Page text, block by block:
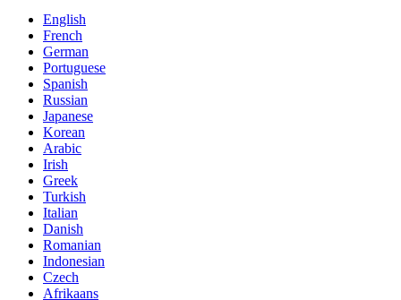
English
French
German
Portuguese
Spanish
Russian
Japanese
Korean
Arabic
Irish
Greek
Turkish
Italian
Danish
Romanian
Indonesian
Czech
Afrikaans